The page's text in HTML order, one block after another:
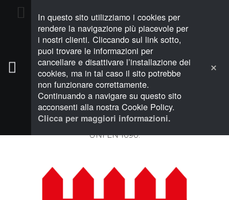
In questo sito utilizziamo i cookies per
rendere la navigazione più piacevole per
i nostri clienti. Cliccando sul link sotto,
puoi trovare le informazioni per
cancellare e disattivare l’installazione dei
cookies, ma in tal caso il sito potrebbe
non funzionare correttamente.
Continuando a navigare su questo sito
acconsenti alla nostra Cookie Policy.
Clicca per maggiori informazioni.
PREVENTIVO (0)
Recinzioni e Cancelli
Tutti i nostri prodotti subiscono un controllo della
qualità e della finitura, sono realizzati con
materiali certificati e costruiti secondo la normativa
UNI EN 1090.